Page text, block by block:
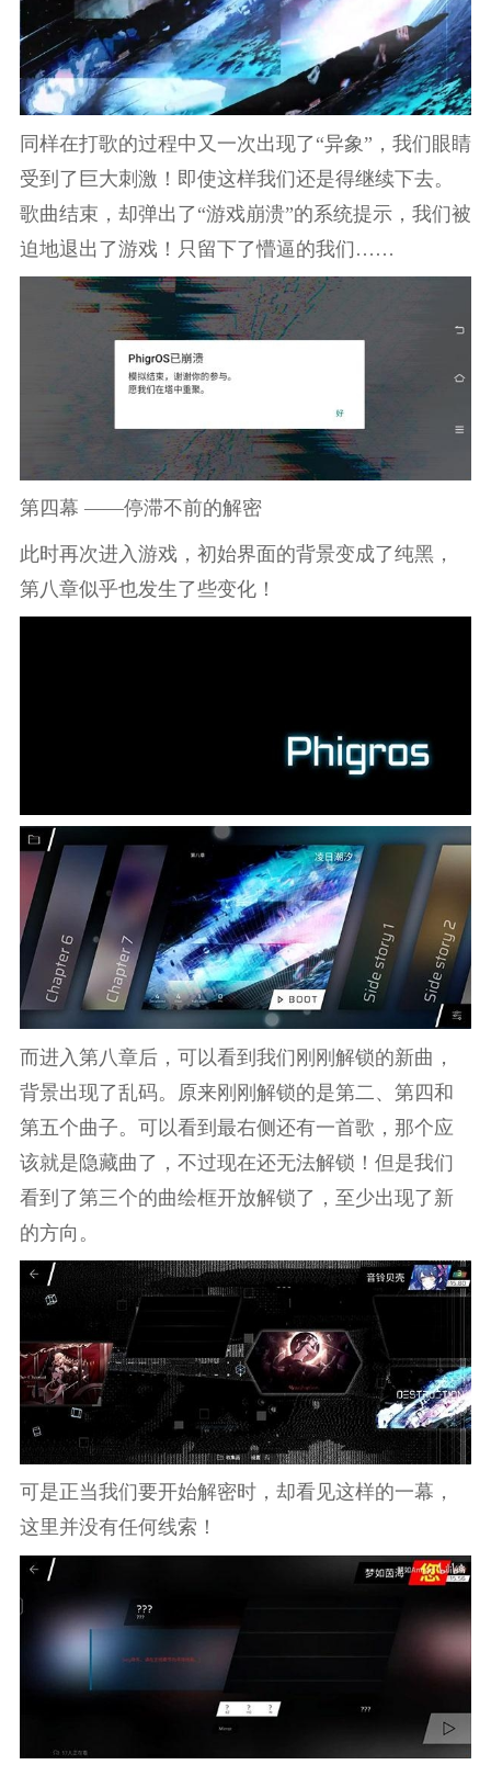
同样在打歌的过程中又一次出现了“异象”，我们眼睛
受到了巨大刺激！即使这样我们还是得继续下去。
歌曲结束，却弹出了“游戏崩溃”的系统提示，我们被
迫地退出了游戏！只留下了懵逼的我们……
第四幕 ——停滞不前的解密
此时再次进入游戏，初始界面的背景变成了纯黑，
第八章似乎也发生了些变化！
而进入第八章后，可以看到我们刚刚解锁的新曲，
背景出现了乱码。原来刚刚解锁的是第二、第四和
第五个曲子。可以看到最右侧还有一首歌，那个应
该就是隐藏曲了，不过现在还无法解锁！但是我们
看到了第三个的曲绘框开放解锁了，至少出现了新
的方向。
可是正当我们要开始解密时，却看见这样的一幕，
这里并没有任何线索！